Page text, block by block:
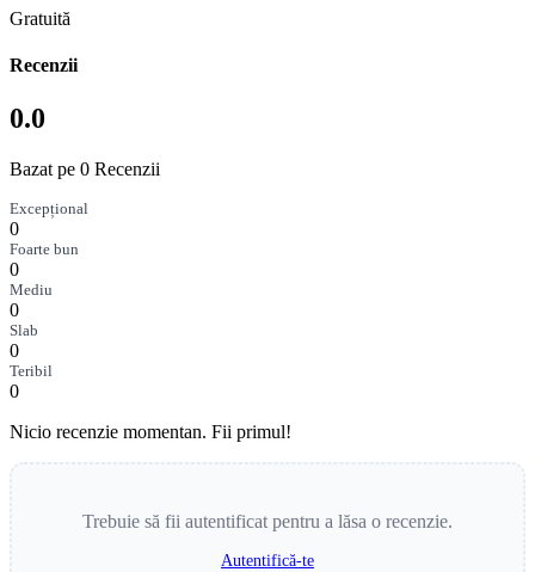
Gratuită
Recenzii
0.0
Bazat pe 0 Recenzii
Excepțional
0
Foarte bun
0
Mediu
0
Slab
0
Teribil
0
Nicio recenzie momentan. Fii primul!
Trebuie să fii autentificat pentru a lăsa o recenzie.
Autentifică-te